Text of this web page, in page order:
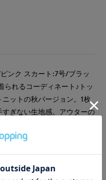
ンク スカート:7号/ブラッ
られるコーディネート♪トッ
ットの秋バージョン。1枚
ぎない生地感。アウターの
やリボンテープでツイード
つものサイズで大丈夫で